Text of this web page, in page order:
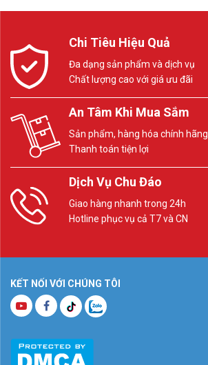
Chi Tiêu Hiệu Quả
Đa dạng sản phẩm và dịch vụ
Chất lượng cao với giá ưu đãi
An Tâm Khi Mua Sắm
Sản phẩm, hàng hóa chính hãng
Thanh toán tiện lợi
Dịch Vụ Chu Đáo
Giao hàng nhanh trong 24h
Hotline phục vụ cả T7 và CN
KẾT NỐI VỚI CHÚNG TÔI